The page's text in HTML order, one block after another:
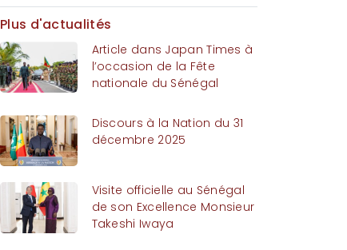
Plus d'actualités
Article dans Japan Times à
l’occasion de la Fête
nationale du Sénégal
Discours à la Nation du 31
décembre 2025
Visite officielle au Sénégal
de son Excellence Monsieur
Takeshi Iwaya